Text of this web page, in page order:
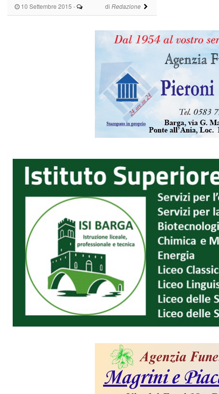
10 Settembre 2015 - di Redazione